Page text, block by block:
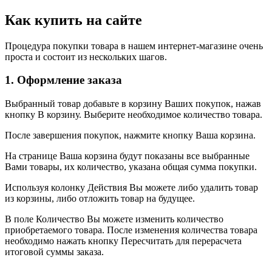
Как купить на сайте
Процедура покупки товара в нашем интернет-магазине очень
проста и состоит из нескольких шагов.
1. Оформление заказа
Выбранный товар добавьте в корзину Ваших покупок, нажав
кнопку В корзину. Выберите необходимое количество товара.
После завершения покупок, нажмите кнопку Ваша корзина.
На странице Ваша корзина будут показаны все выбранные
Вами товары, их количество, указана общая сумма покупки.
Используя колонку Действия Вы можете либо удалить товар
из корзины, либо отложить товар на будущее.
В поле Количество Вы можете изменить количество
приобретаемого товара. После изменения количества товара
необходимо нажать кнопку Пересчитать для перерасчета
итоговой суммы заказа.